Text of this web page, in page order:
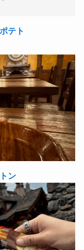
テト
ン